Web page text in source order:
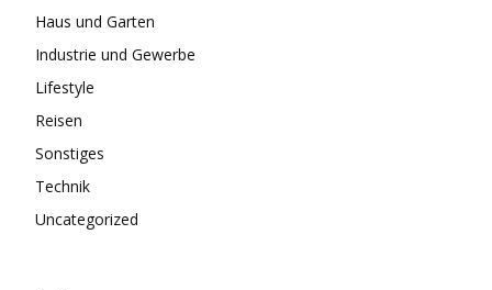
Haus und Garten
Industrie und Gewerbe
Lifestyle
Reisen
Sonstiges
Technik
Uncategorized